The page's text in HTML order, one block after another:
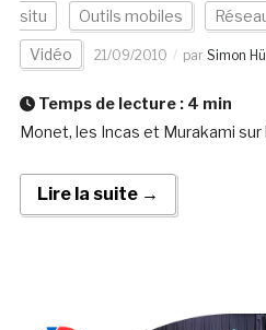
situ Outils mobiles
Vidéo 21/09/2010 par Simon
Temps de lecture : 4 min
Monet, les Incas et Murakami
Lire la suite →